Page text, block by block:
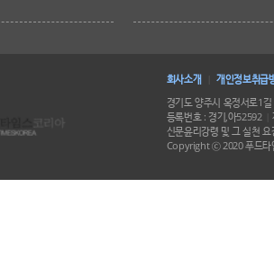
회사소개
개인정보취급
경기도 양주시 옥정서로1
등록번호 : 경기,아52592
신문윤리강령 및 그 실천
Copyright ⓒ 2020 푸드타